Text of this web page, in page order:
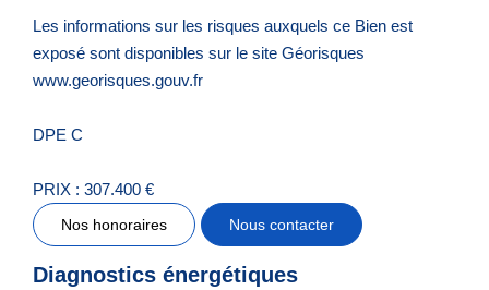
Les informations sur les risques auxquels ce Bien est
exposé sont disponibles sur le site Géorisques
www.georisques.gouv.fr
DPE C
PRIX : 307.400 €
Nos honoraires Nous contacter
Diagnostics énergétiques